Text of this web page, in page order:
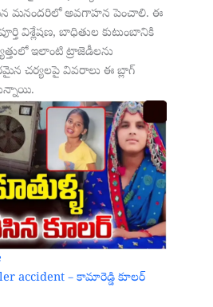
మనందరిలో అవగాహన పెంచాలి. ఈ
విశ్లేషణ, బాధితుల కుటుంబానికి
ఇలాంటి ట్రాజెడీలను
చర్యలపై వివరాలు ఈ బ్లాగ్‌
accident – కామారెడ్డి కూలర్